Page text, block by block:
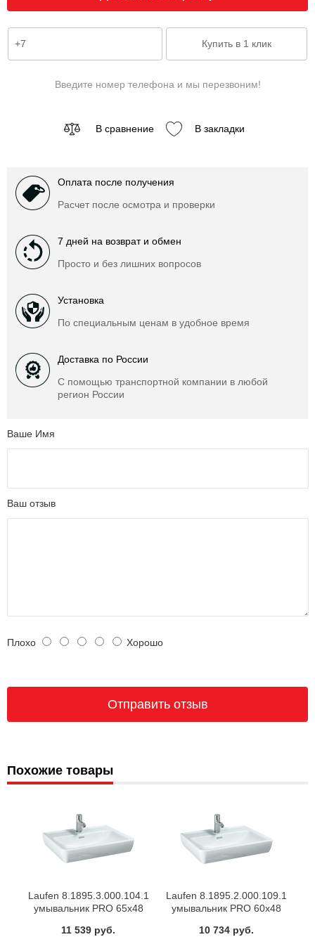
Введите номер телефона и мы перезвоним!
В сравнение В закладки
Оплата после получения
Расчет после осмотра и проверки
7 дней на возврат и обмен
Просто и без лишних вопросов
Установка
По специальным ценам в удобное время
Доставка по России
С помощью транспортной компании в любой
регион России
Ваше Имя
Ваш отзыв
Плохо Хорошо
Похожие товары
Laufen 8.1895.3.000.104.1
умывальник PRO 65х48
11 539 руб.
Laufen 8.1895.2.000.109.1
умывальник PRO 60х48
10 734 руб.